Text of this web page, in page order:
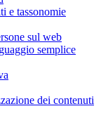
e tassonomie
sul web
semplice
dei contenuti